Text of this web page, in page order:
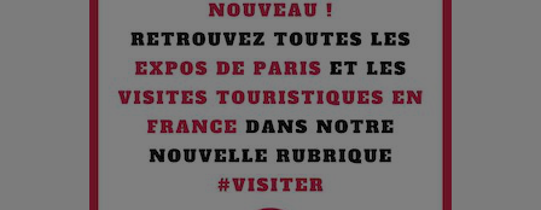
Maïra Kerey, la “voix d’or du Kazakhstan”, célèbre ses 30
ans de carrière à la Salle Gaveau
Les dessous de la fast fashion : un désastre écologique en